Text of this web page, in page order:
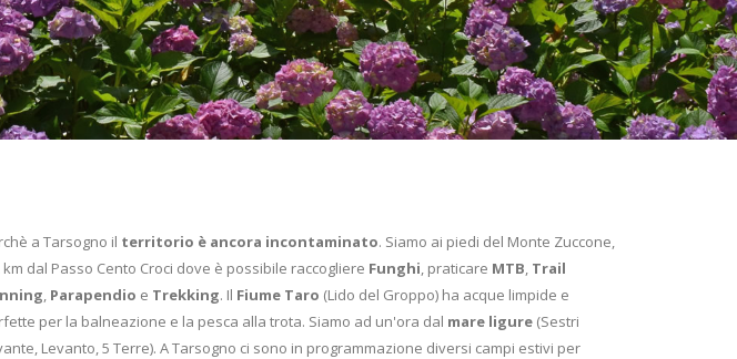
a Tarsogno il territorio è ancora incontaminato. Siamo ai piedi del Monte Zuccone,
km dal Passo Cento Croci dove è possibile raccogliere Funghi, praticare MTB, Trail
, Parapendio e Trekking. Il Fiume Taro (Lido del Groppo) ha acque limpide e
per la balneazione e la pesca alla trota. Siamo ad un'ora dal mare ligure (Sestri
Levanto, 5 Terre). A Tarsogno ci sono in programmazione diversi campi estivi per